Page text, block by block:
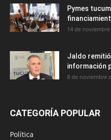
Pymes
14 de noviembre
Jaldo
información
8 de noviembre
CATEGORÍA POPULAR
Política